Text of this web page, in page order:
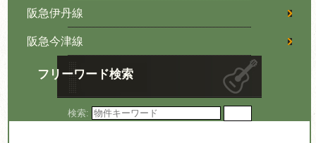
阪急伊丹線
阪急今津線
フリーワード検索
検索: